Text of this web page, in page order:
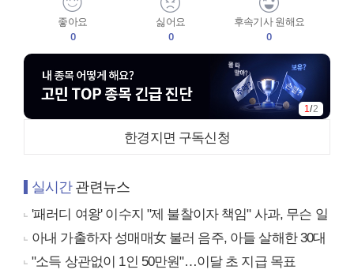
좋아요
0
싫어요
0
후속기사 원해요
0
1 /2
한경지면 구독신청
실시간관련뉴스
'패러디 여왕' 이수지 "제 불찰이자 책임" 사과, 무슨 일
아내 가출하자 성매매女 불러 음주, 아들 살해한 30대
"소득 상관없이 1인 50만원"…이달 초 지급 목표